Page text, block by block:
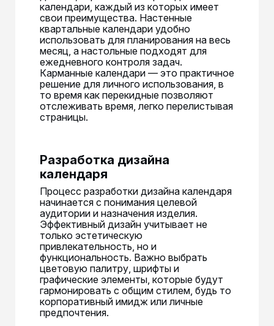
календари, каждый из которых имеет
свои преимущества. Настенные
квартальные календари удобно
использовать для планирования на весь
месяц, а настольные подходят для
ежедневного контроля задач.
Карманные календари — это практичное
решение для личного использования, в
то время как перекидные позволяют
отслеживать время, легко перелистывая
страницы.
Разработка дизайна
календаря
Процесс разработки дизайна календаря
начинается с понимания целевой
аудитории и назначения изделия.
Эффективный дизайн учитывает не
только эстетическую
привлекательность, но и
функциональность. Важно выбрать
цветовую палитру, шрифты и
графические элементы, которые будут
гармонировать с общим стилем, будь то
корпоративный имидж или личные
предпочтения.